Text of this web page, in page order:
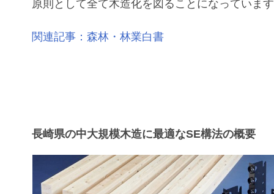
原則として全て木造化を図ることになっていま
関連記事：森林・林業白書
長崎県の中大規模木造に最適なSE構法の概要